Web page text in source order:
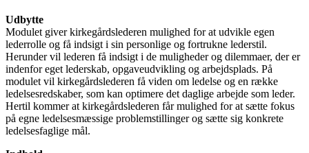
Udbytte
Modulet giver kirkegårdslederen mulighed for at udvikle egen
lederrolle og få indsigt i sin personlige og fortrukne lederstil.
Herunder vil lederen få indsigt i de muligheder og dilemmaer, der er
indenfor eget lederskab, opgaveudvikling og arbejdsplads. På
modulet vil kirkegårdslederen få viden om ledelse og en række
ledelsesredskaber, som kan optimere det daglige arbejde som leder.
Hertil kommer at kirkegårdslederen får mulighed for at sætte fokus
på egne ledelsesmæssige problemstillinger og sætte sig konkrete
ledelsesfaglige mål.